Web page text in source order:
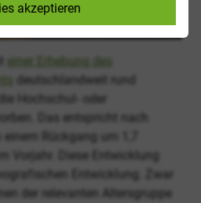
akzeptieren
einer Erhebung des
deutschlandweit rund
Hochschul- oder
Das entspricht nach
Rückgang um 1,7
Vorjahr. Diese Entwicklung
Entwicklung. Zwar
der relevanten Altersgruppe